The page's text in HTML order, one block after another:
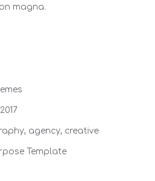
magna.
agency, creative
Template